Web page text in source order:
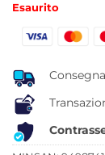
Esaurito